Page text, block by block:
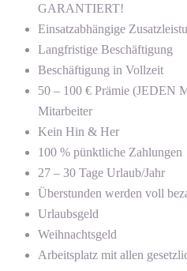
GARANTIERT!
Einsatzabhängige
Langfristige Beschäftigung
Beschäftigung in Vollzeit
50 – 100 € Prämie (JEDEN
Mitarbeiter
Kein Hin & Her
100 % pünktliche Zahlungen
27 – 30 Tage Urlaub/Jahr
Überstunden werden voll
Urlaubsgeld
Weihnachtsgeld
Arbeitsplatz mit allen